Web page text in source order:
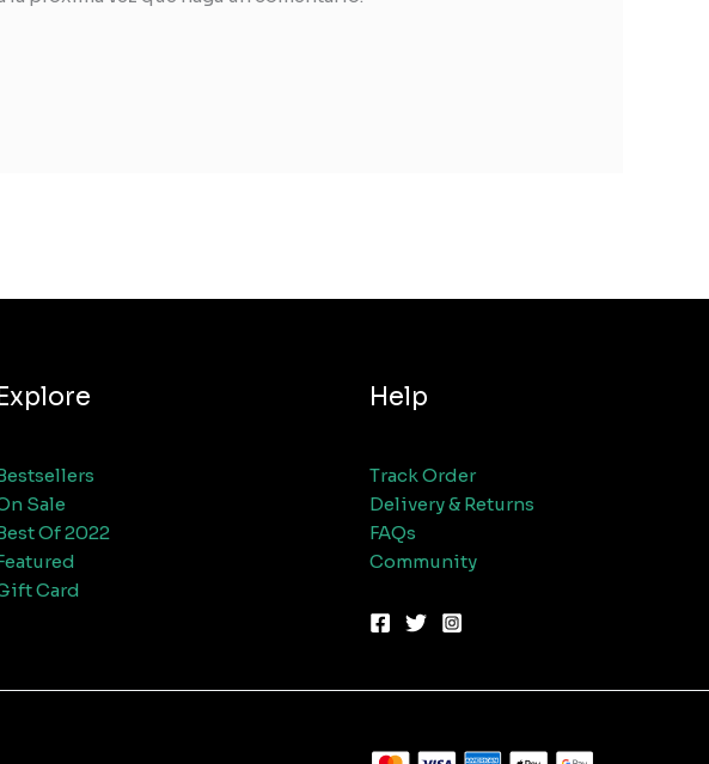
Sale
Of 2022
Card
Help
Track Order
Delivery & Returns
FAQs
Community